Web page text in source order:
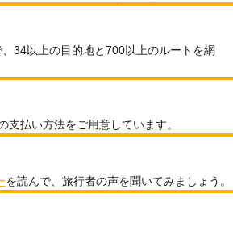
34以上の目的地と700以上のルートを網
支払い方法をご用意しています。
を読んで、旅行者の声を聞いてみましょう。